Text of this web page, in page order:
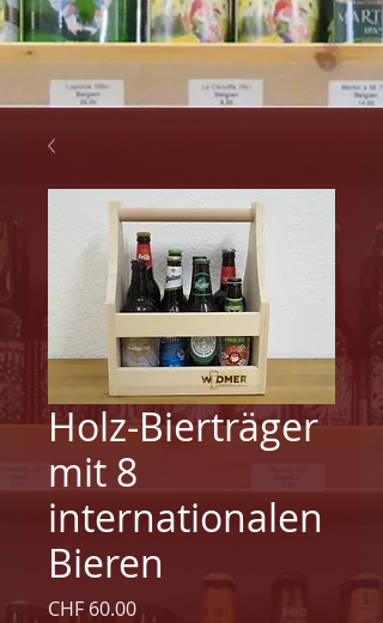
Holz-Bierträger
mit 8
internationalen
Bieren
CHF 60.00Preis